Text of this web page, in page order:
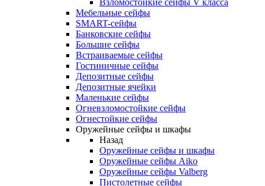
Взломостойкие сейфы V класса
Мебельные сейфы
SMART-сейфы
Банковские сейфы
Большие сейфы
Встраиваемые сейфы
Гостиничные сейфы
Депозитные сейфы
Депозитные ячейки
Маленькие сейфы
Огневзломостойкие сейфы
Огнестойкие сейфы
Оружейные сейфы и шкафы
Назад
Оружейные сейфы и шкафы
Оружейные сейфы Aiko
Оружейные сейфы Valberg
Пистолетные сейфы